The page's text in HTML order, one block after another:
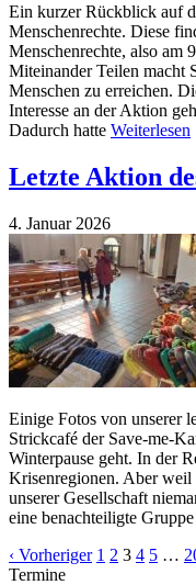
Ein kurzer Rückblick auf
Menschenrechte. Diese
Menschenrechte, also am
Miteinander Teilen macht
Menschen zu erreichen.
Interesse an der Aktion
Dadurch hatte Weiterlesen
Letzte Aktion
4. Januar 2026
Einige Fotos von unserer
Strickcafé der Save-me-
Winterpause geht. In der
Krisenregionen. Aber weil
unserer Gesellschaft
eine benachteiligte
‹ Vorheriger 1 2 3 4 5 …
Termine